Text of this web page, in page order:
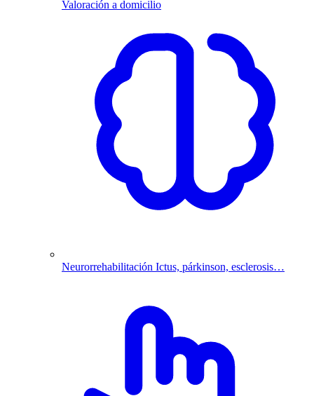
Valoración a domicilio
Neurorrehabilitación Ictus, párkinson, esclerosis…